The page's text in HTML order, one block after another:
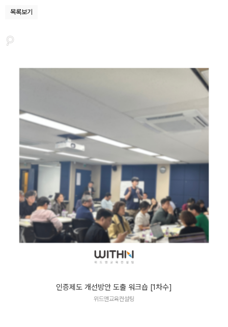
목록보기
인증제도 개선방안 도출 워크숍 [1차수]
위드앤교육컨설팅